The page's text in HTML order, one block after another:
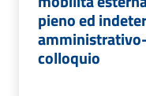
pieno ed
colloquio